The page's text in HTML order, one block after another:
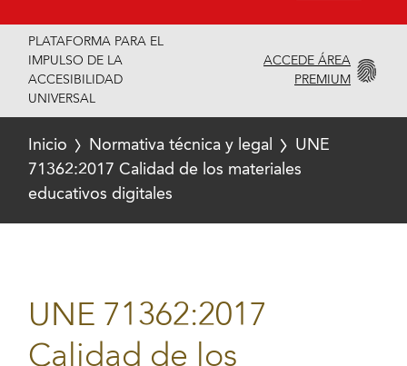
PLATAFORMA PARA EL
IMPULSO DE LA
ACCESIBILIDAD
UNIVERSAL
ACCEDE ÁREA
PREMIUM
Inicio Normativa técnica y legal
UNE
71362:2017 Calidad de los materiales
educativos digitales
UNE 71362:2017
Calidad de los